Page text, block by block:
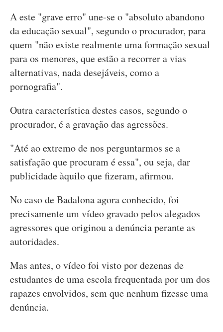
A este "grave erro" une-se o "absoluto abandono
da educação sexual", segundo o procurador, para
quem "não existe realmente uma formação sexual
para os menores, que estão a recorrer a vias
alternativas, nada desejáveis, como a
pornografia".
Outra característica destes casos, segundo o
procurador, é a gravação das agressões.
"Até ao extremo de nos perguntarmos se a
satisfação que procuram é essa", ou seja, dar
publicidade àquilo que fizeram, afirmou.
No caso de Badalona agora conhecido, foi
precisamente um vídeo gravado pelos alegados
agressores que originou a denúncia perante as
autoridades.
Mas antes, o vídeo foi visto por dezenas de
estudantes de uma escola frequentada por um dos
rapazes envolvidos, sem que nenhum fizesse uma
denúncia.